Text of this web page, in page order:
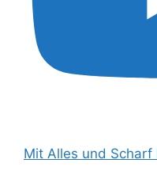
Mit Alles und Scharf